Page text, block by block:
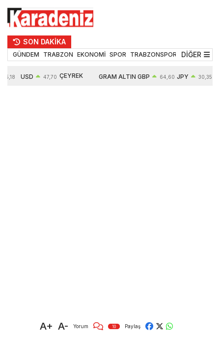
SON DAKİKA
GÜNDEM TRABZON EKONOMİ SPOR TRABZONSPOR TEKNOLOJİ
DİĞER
55,18 USD 47,70 ÇEYREK GRAM ALTIN GBP 64,60 JPY 30,35
A+ A- Yorum 10 Paylaş